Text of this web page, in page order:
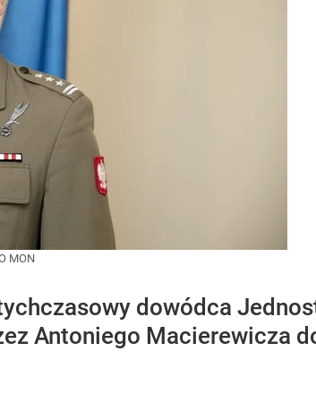
MON
dowódca
Antoniego Macierewicza